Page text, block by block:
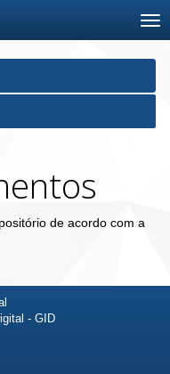
de acordo com a
- GID